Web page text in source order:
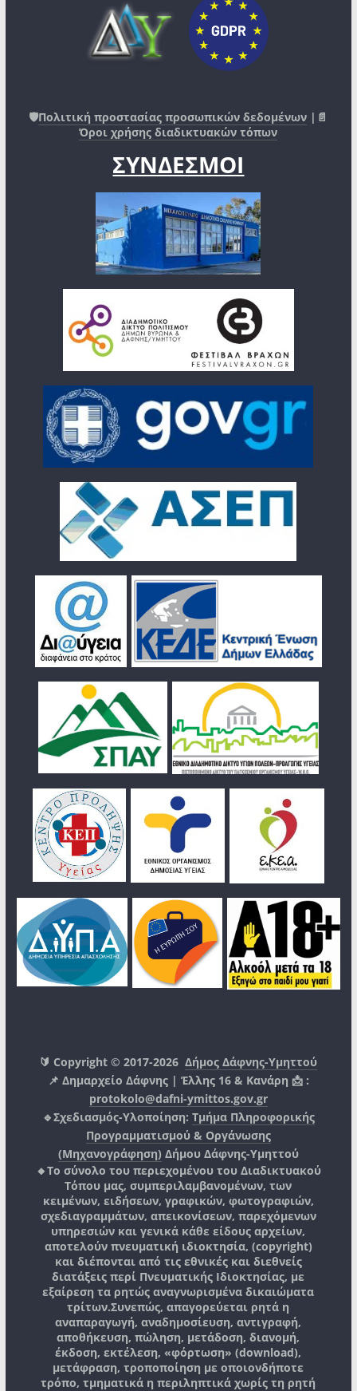
🛡️Πολιτική προστασίας προσωπικών δεδομένων |📄
Όροι χρήσης διαδικτυακών τόπων
ΣΥΝΔΕΣΜΟΙ
🔰 Copyright © 2017-2026Δήμος Δάφνης-Υμηττού
📌 Δημαρχείο Δάφνης | Έλλης 16 & Κανάρη 📩 :
protokolo@dafni-ymittos.gov.gr
🔹Σχεδιασμός-Υλοποίηση: Τμήμα Πληροφορικής
Προγραμματισμού & Οργάνωσης
(Μηχανογράφηση) Δήμου Δάφνης-Υμηττού
🔸Το σύνολο του περιεχομένου του Διαδικτυακού
Τόπου μας, συμπεριλαμβανομένων, των
κειμένων, ειδήσεων, γραφικών, φωτογραφιών,
σχεδιαγραμμάτων, απεικονίσεων, παρεχόμενων
υπηρεσιών και γενικά κάθε είδους αρχείων,
αποτελούν πνευματική ιδιοκτησία, (copyright)
και διέπονται από τις εθνικές και διεθνείς
διατάξεις περί Πνευματικής Ιδιοκτησίας, με
εξαίρεση τα ρητώς αναγνωρισμένα δικαιώματα
τρίτων.Συνεπώς, απαγορεύεται ρητά η
αναπαραγωγή, αναδημοσίευση, αντιγραφή,
αποθήκευση, πώληση, μετάδοση, διανομή,
έκδοση, εκτέλεση, «φόρτωση» (download),
μετάφραση, τροποποίηση με οποιονδήποτε
τρόπο, τμηματικά η περιληπτικά χωρίς τη ρητή